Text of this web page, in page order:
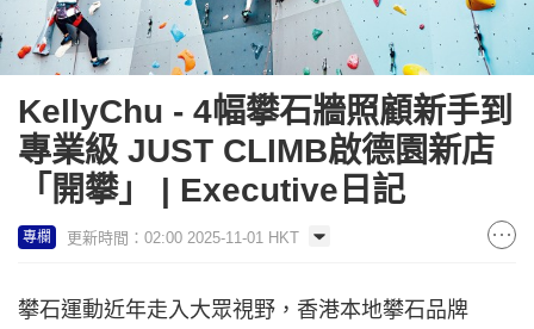
KellyChu - 4幅攀石牆照顧新手到
專業級 JUST CLIMB啟德園新店
「開攀」 | Executive日記
專欄 更新時間：02:00 2025-11-01 HKT
攀石運動近年走入大眾視野，香港本地攀石品牌